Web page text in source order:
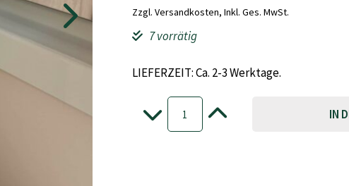
Zzgl. Versandkosten, Inkl. Ges. MwSt.
7 vorrätig
LIEFERZEIT: Ca. 2-3 Werktage.
-
Toilettenpapierhalter
Menge + IN